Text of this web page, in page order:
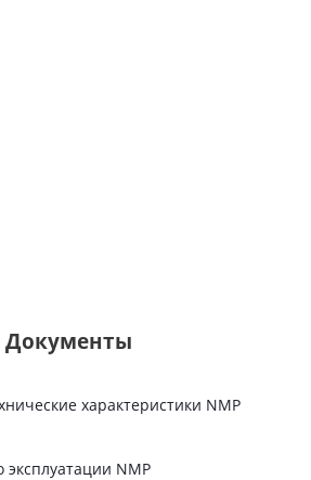
Документы
характеристики NMP
эксплуатации NMP